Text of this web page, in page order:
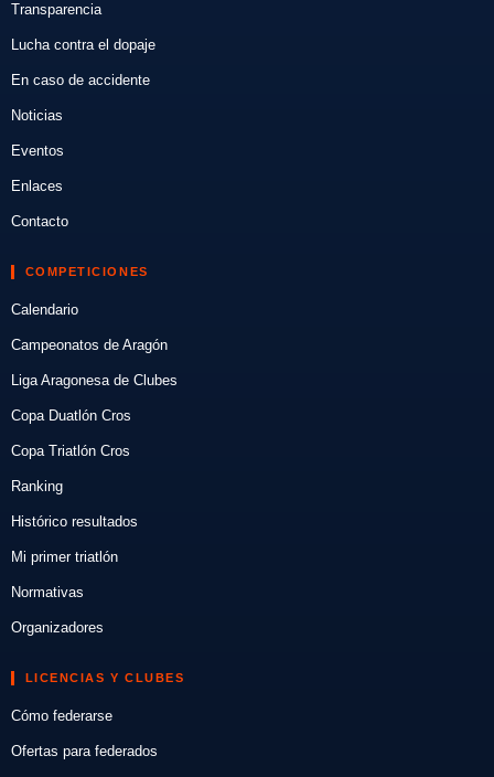
Transparencia
Lucha contra el dopaje
En caso de accidente
Noticias
Eventos
Enlaces
Contacto
COMPETICIONES
Calendario
Campeonatos de Aragón
Liga Aragonesa de Clubes
Copa Duatlón Cros
Copa Triatlón Cros
Ranking
Histórico resultados
Mi primer triatlón
Normativas
Organizadores
LICENCIAS Y CLUBES
Cómo federarse
Ofertas para federados